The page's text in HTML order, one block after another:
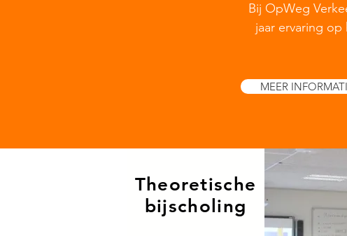
Bij OpWeg
jaar ervaring
MEER
Theoretische
bijscholing